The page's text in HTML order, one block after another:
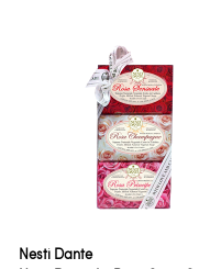
Nesti Dante